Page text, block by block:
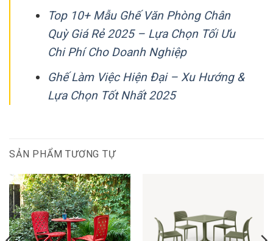
Top 10+ Mẫu Ghế Văn Phòng Chân
Quỳ Giá Rẻ 2025 – Lựa Chọn Tối Ưu
Chi Phí Cho Doanh Nghiệp
Ghế Làm Việc Hiện Đại – Xu Hướng &
Lựa Chọn Tốt Nhất 2025
SẢN PHẨM TƯƠNG TỰ